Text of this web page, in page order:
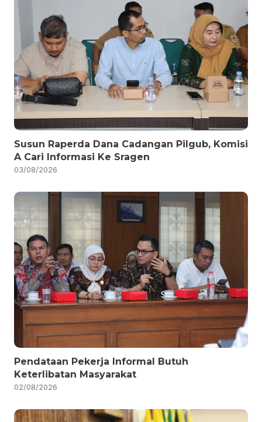
Susun Raperda Dana Cadangan Pilgub, Komisi
A Cari Informasi Ke Sragen
03/08/2026
Pendataan Pekerja Informal Butuh
Keterlibatan Masyarakat
02/08/2026